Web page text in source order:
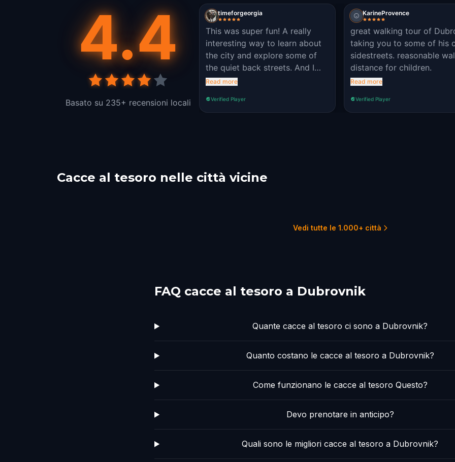
4.4
Basato su 235+ recensioni locali
timeforgeorgia
This was super fun! A really
interesting way to learn about
the city and explore some of
the quiet back streets. And I
didn’t know about Marin Držić!
Read more
Verified Player
KarineProvence
great walking tour of
taking you to some of his
sidestreets. reasonable
distance for children.
Read more
Verified Player
Cacce al tesoro nelle città vicine
Vedi tutte le 1.000+ città
FAQ cacce al tesoro a Dubrovnik
Quante cacce al tesoro ci sono a Dubrovnik?
Quanto costano le cacce al tesoro a Dubrovnik?
Come funzionano le cacce al tesoro Questo?
Devo prenotare in anticipo?
Quali sono le migliori cacce al tesoro a Dubrovnik?